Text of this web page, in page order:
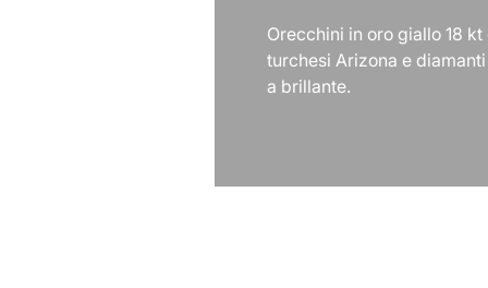
Orecchini in oro giallo 18 kt
turchesi Arizona e
a brillante.